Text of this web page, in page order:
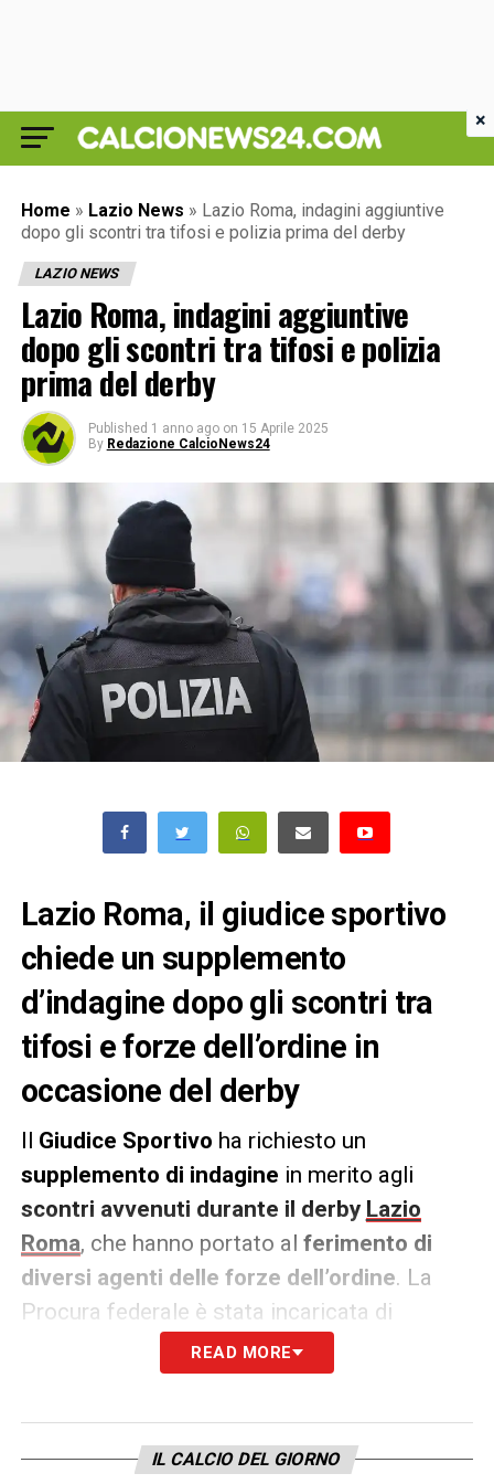
Home » Lazio News » Lazio Roma, indagini aggiuntive
dopo gli scontri tra tifosi e polizia prima del derby
LAZIO NEWS
Lazio Roma, indagini aggiuntive
dopo gli scontri tra tifosi e polizia
prima del derby
Published 1 anno ago on 15 Aprile 2025
By Redazione CalcioNews24
Lazio Roma, il giudice sportivo
chiede un supplemento
d’indagine dopo gli scontri tra
tifosi e forze dell’ordine in
occasione del derby
Il Giudice Sportivo ha richiesto un
supplemento di indagine in merito agli
scontri avvenuti durante il derby Lazio
Roma, che hanno portato al ferimento di
diversi agenti delle forze dell’ordine. La
Procura federale è stata incaricata di
acquisire la relazione di servizio da parte dei
responsabili dell’ordine pubblico, per
individuare i responsabili
READ MORE
IL CALCIO DEL GIORNO
×